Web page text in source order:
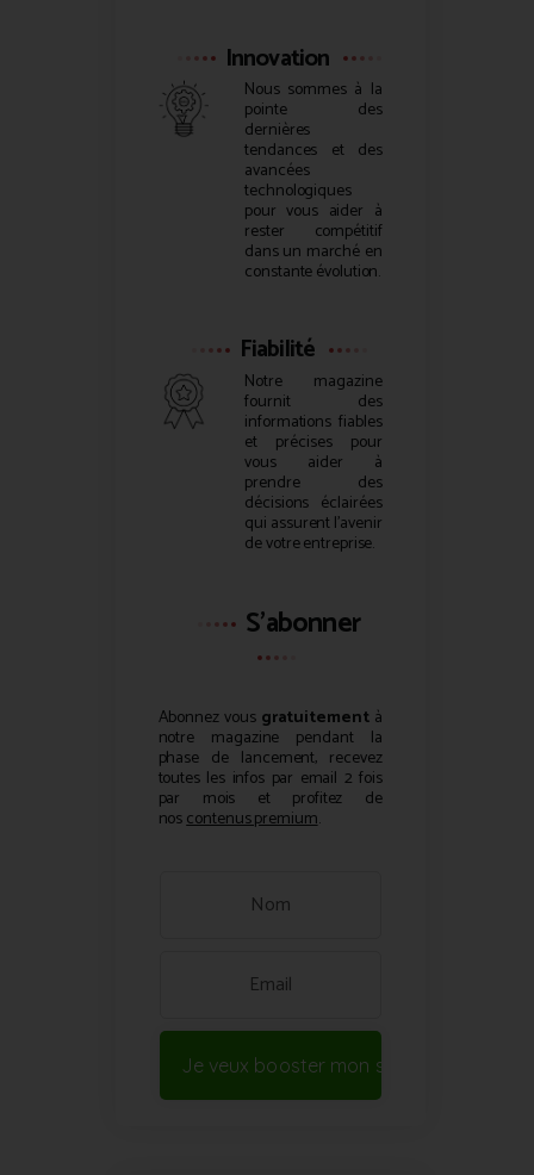
Innovation
Nous sommes à la
pointe des
dernières
tendances et des
avancées
technologiques
pour vous aider à
rester compétitif
dans un marché en
constante évolution.
Fiabilité
Notre magazine
fournit des
informations fiables
et précises pour
vous aider à
prendre des
décisions éclairées
qui assurent l’avenir
de votre entreprise.
S'abonner
Abonnez vous gratuitementà
notre magazine pendant la
phase de lancement, recevez
toutes les infos par email 2 fois
par mois et profitez de
noscontenus premium.
Je veux booster mon site !